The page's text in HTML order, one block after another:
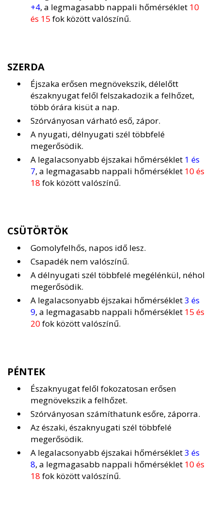
+4, a legmagasabb nappali hőmérséklet 10
és 15 fok között valószínű.
SZERDA
Éjszaka erősen megnövekszik, délelőtt
északnyugat felől felszakadozik a felhőzet,
több órára kisüt a nap.
Szórványosan várható eső, zápor.
A nyugati, délnyugati szél többfelé
megerősödik.
A legalacsonyabb éjszakai hőmérséklet 1 és
7, a legmagasabb nappali hőmérséklet 10 és
18 fok között valószínű.
CSÜTÖRTÖK
Gomolyfelhős, napos idő lesz.
Csapadék nem valószínű.
A délnyugati szél többfelé megélénkül, néhol
megerősödik.
A legalacsonyabb éjszakai hőmérséklet3 és
9, a legmagasabb nappali hőmérséklet 15 és
20fok között valószínű.
PÉNTEK
Északnyugat felől fokozatosan erősen
megnövekszik a felhőzet.
Szórványosan számíthatunk esőre, záporra.
Az északi, északnyugati szél többfelé
megerősödik.
A legalacsonyabb éjszakai hőmérséklet3 és
8, a legmagasabb nappali hőmérséklet 10 és
18 fok között valószínű.